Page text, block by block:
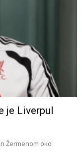
je Liverpul
Žermenom oko